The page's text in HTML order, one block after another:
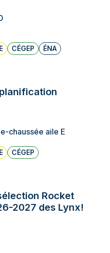
CÉGEP ÉNA
chaussée aile E
CÉGEP
Rocket
2027 des Lynx!